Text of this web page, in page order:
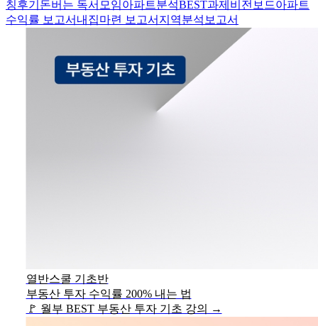
칭후기 돈버는 독서모임아파트분석BEST과제 비전보드아파트
수익률 보고서 내집마련 보고서 지역분석보고서
열반스쿨 기초반
부동산 투자 수익률 200% 내는 법
🚩 월부 BEST 부동산 투자 기초 강의 →